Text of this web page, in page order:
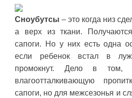
Сноубутсы – это когда низ
а верх из ткани.
сапоги. Но у них есть одна
если ребенок встал в
промокнут. Дело в том,
влагоотталкивающую
сапоги, но для межсезонья и